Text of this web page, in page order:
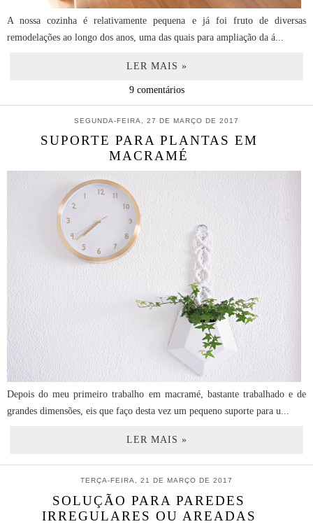
A nossa cozinha é relativamente pequena e já foi fruto de diversas
remodelações ao longo dos anos, uma das quais para ampliação da á...
LER MAIS »
9 comentários
SEGUNDA-FEIRA, 27 DE MARÇO DE 2017
SUPORTE PARA PLANTAS EM
MACRAMÉ
Depois do meu primeiro trabalho em macramé, bastante trabalhado e de
grandes dimensões, eis que faço desta vez um pequeno suporte para u...
LER MAIS »
TERÇA-FEIRA, 21 DE MARÇO DE 2017
SOLUÇÃO PARA PAREDES
IRREGULARES OU AREADAS